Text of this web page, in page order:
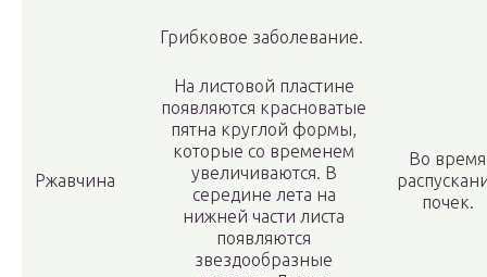
Ржавчина
Грибковое заболевание.
На листовой пластине
появляются красноватые
пятна круглой формы,
которые со временем
увеличиваются. В
середине лета на
нижней части листа
появляются
звездообразные
Во время
почек.